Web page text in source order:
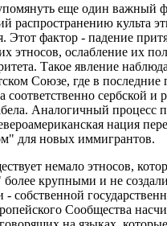
еще один важный
распространению культа
Этот фактор - падение
этносов, ослабление их
Такое явление
Союзе, где в последние
соответственно сербской и
Аналогичный процесс
нация
для новых иммигрантов.
немало этносов,
крупными и не
- собственной
Сообщества